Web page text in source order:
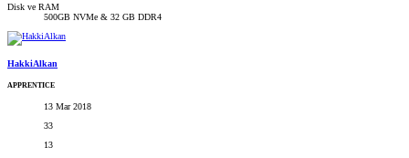
Disk ve RAM
500GB NVMe & 32 GB DDR4
HakkiAlkan
APPRENTICE
13 Mar 2018
33
13